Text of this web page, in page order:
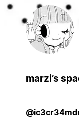
marzi’s